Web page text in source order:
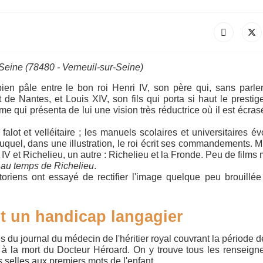
(78480 - Verneuil-sur-Seine)
pâle entre le bon roi Henri IV, son père qui, sans
de Nantes, et Louis XIV, son fils qui porta si haut le
qui présenta de lui une vision très réductrice où il est
et velléitaire ; les manuels scolaires et universitaires
dans une illustration, le roi écrit ses commandements.
et Richelieu, un autre : Richelieu et la Fronde. Peu de films
au temps de Richelieu.
ont essayé de rectifier l'image quelque peu
un handicap langagier
du journal du médecin de l'héritier royal couvrant la période
la mort du Docteur Héroard. On y trouve tous les
aux premiers mots de l'enfant.